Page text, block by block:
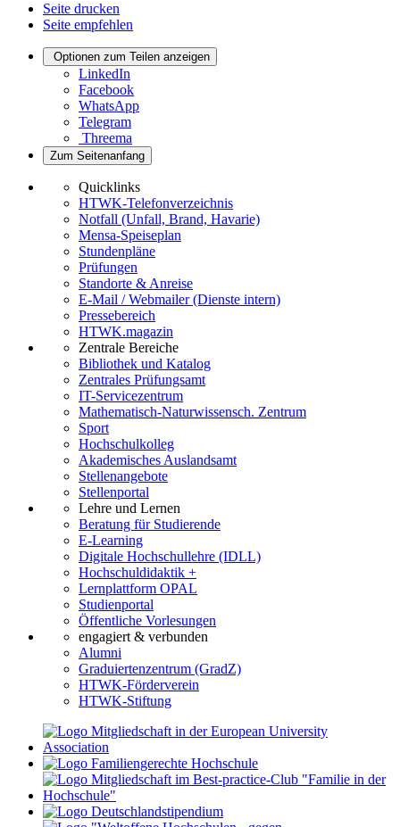
Seite drucken
Seite empfehlen
Optionen zum Teilen anzeigen
LinkedIn
Facebook
WhatsApp
Telegram
Threema
Zum Seitenanfang
Quicklinks
HTWK-Telefonverzeichnis
Notfall (Unfall, Brand, Havarie)
Mensa-Speiseplan
Stundenpläne
Prüfungen
Standorte & Anreise
E-Mail / Webmailer (Dienste intern)
Pressebereich
HTWK.magazin
Zentrale Bereiche
Bibliothek und Katalog
Zentrales Prüfungsamt
IT-Servicezentrum
Mathematisch-Naturwissensch. Zentrum
Sport
Hochschulkolleg
Akademisches Auslandsamt
Stellenangebote
Stellenportal
Lehre und Lernen
Beratung für Studierende
E-Learning
Digitale Hochschullehre (IDLL)
Hochschuldidaktik +
Lernplattform OPAL
Studienportal
Öffentliche Vorlesungen
engagiert & verbunden
Alumni
Graduiertenzentrum (GradZ)
HTWK-Förderverein
HTWK-Stiftung